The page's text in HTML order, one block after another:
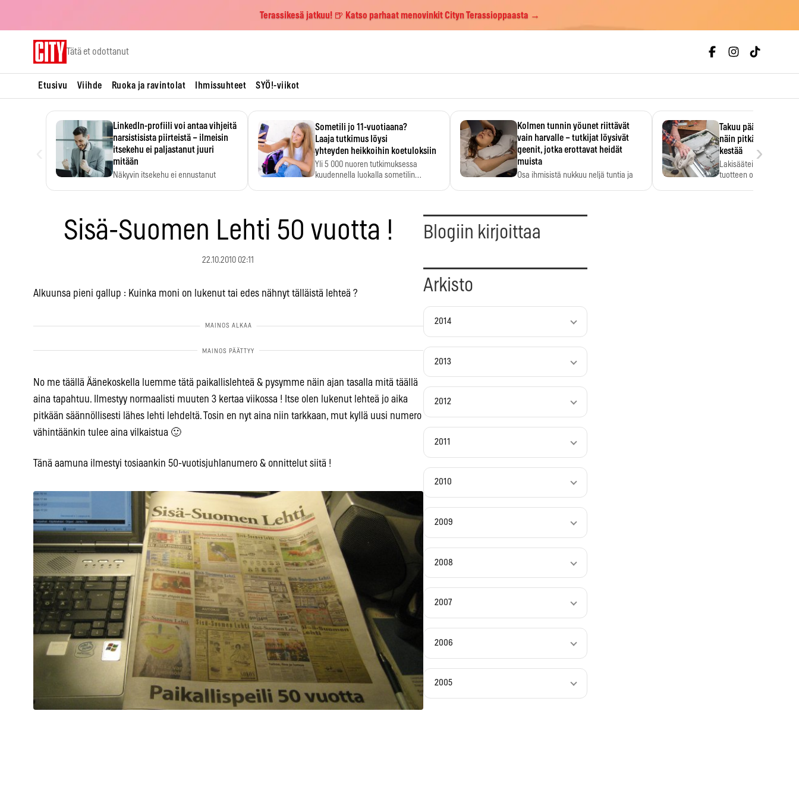
Terassikesä jatkuu! 🍺 Katso parhaat menovinkit Cityn Terassioppaasta →
Tätä et odottanut
Etusivu Viihde Ruoka ja ravintolat Ihmissuhteet SYÖ!-viikot
LinkedIn-profiili voi antaa vihjeitä
narsistisista piirteistä – ilmeisin
itsekehu ei paljastanut juuri
mitään
Näkyvin itsekehu ei ennustanut
Sometili jo 11-vuotiaana?
Laaja tutkimus löysi
yhteyden heikkoihin koetuloksiin
Yli 5 000 nuoren tutkimuksessa
kuudennella luokalla sometilin…
Kolmen tunnin yöunet riittävät
vain harvalle – tutkijat löysivät
geenit, jotka erottavat heidät
muista
Osa ihmisistä nukkuu neljä tuntia ja
Takuu päättyi,
näin pitkään
kestää
Lakisääteinen
tuotteen oletetun
›
Sisä-Suomen Lehti 50 vuotta !
22.10.2010 02:11
Alkuunsa pieni gallup : Kuinka moni on lukenut tai edes nähnyt tälläistä lehteä ?
No me täällä Äänekoskella luemme tätä paikallislehteä & pysymme näin ajan tasalla mitä täällä
aina tapahtuu. Ilmestyy normaalisti muuten 3 kertaa viikossa ! Itse olen lukenut lehteä jo aika
pitkään säännöllisesti lähes lehti lehdeltä. Tosin en nyt aina niin tarkkaan, mut kyllä uusi numero
vähintäänkin tulee aina vilkaistua 🙂
Tänä aamuna ilmestyi tosiaankin 50-vuotisjuhlanumero & onnittelut siitä !
Blogiin kirjoittaa
Arkisto
2014
2013
2012
2011
2010
2009
2008
2007
2006
2005